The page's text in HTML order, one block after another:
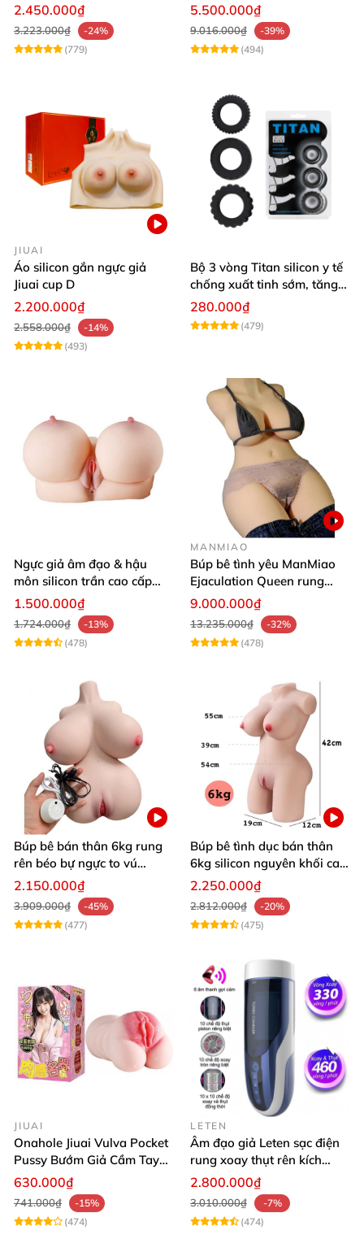
Version 3
2.450.000₫
3.223.000₫
-24%
(779)
khít hồng
5.500.000₫
9.016.000₫
-39%
(494)
JIUAI
Áo silicon gắn ngực giả
Jiuai cup D
2.200.000₫
2.558.000₫
-14%
(493)
Bộ 3 vòng Titan silicon y tế
chống xuất tinh sớm, tăng
khoái cảm
280.000₫
(479)
Ngực giả âm đạo & hậu
môn silicon trần cao cấp
mềm mịn - Man
Mastuebator 3kg
1.500.000₫
1.724.000₫
-13%
(478)
MANMIAO
Búp bê tình yêu ManMiao
Ejaculation Queen rung
cảm biến sưởi ấm phun
nước thông minh
9.000.000₫
13.235.000₫
-32%
(478)
Búp bê bán thân 6kg rung
rên béo bự ngực to vú
khủng siêu múp
2.150.000₫
3.909.000₫
-45%
(477)
Búp bê tình dục bán thân
6kg silicon nguyên khối cao
cấp giá rẻ
2.250.000₫
2.812.000₫
-20%
(475)
JIUAI
Onahole Jiuai Vulva Pocket
Pussy Bướm Giả Cầm Tay
Thiết Kế Mô Phỏng Chân
630.000₫
741.000₫
-15%
(474)
LETEN
Âm đạo giả Leten sạc điện
rung xoay thụt rên kích
thích phê
2.800.000₫
3.010.000₫
-7%
(474)